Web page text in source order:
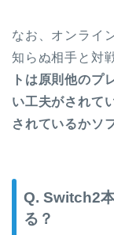
なお、オンライ
知らぬ相手と対
トは原則他のプ
い工夫がされて
されているかソ
Q. Switch2
る？